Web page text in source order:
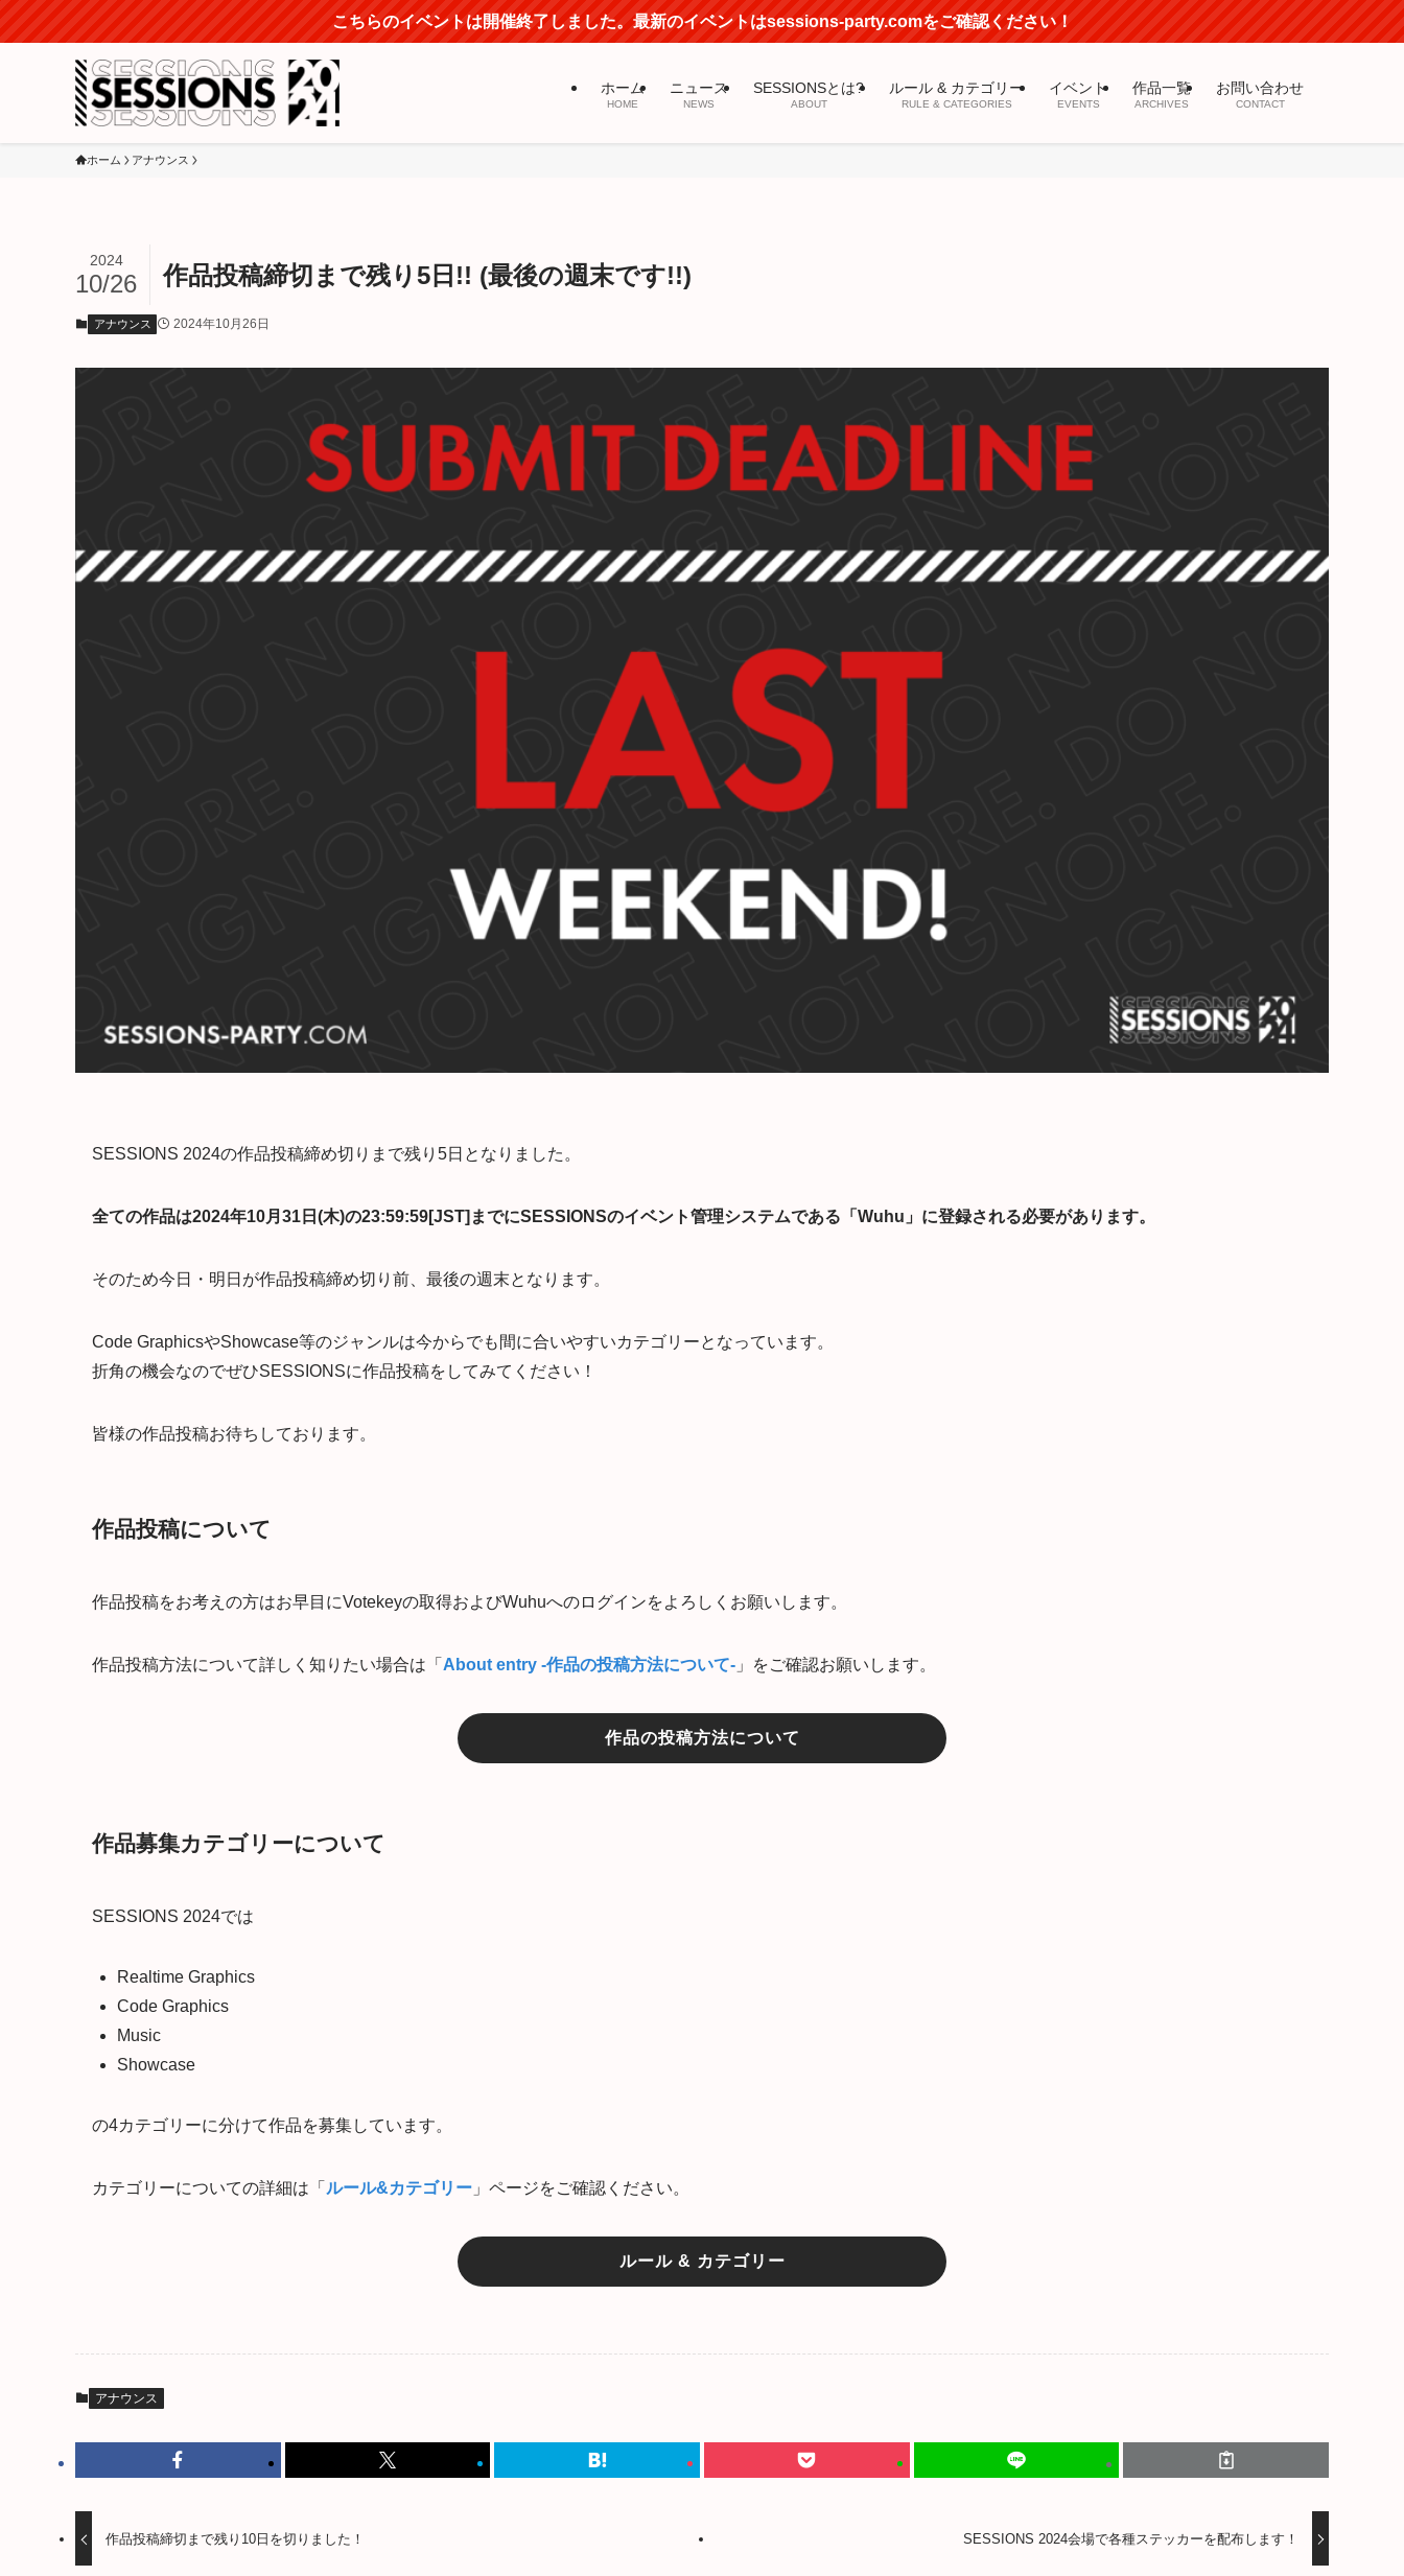
こちらのイベントは開催終了しました。最新のイベントはsessions-party.comをご確認ください！
ホーム
HOME
ニュース
NEWS
SESSIONSとは?
ABOUT
ルール & カテゴリー
RULE & CATEGORIES
イベント
EVENTS
作品一覧
ARCHIVES
お問い合わせ
CONTACT
ホーム アナウンス
作品投稿締切まで残り5日!! (最後の週末です!!)
2024
10/26
アナウンス 2024年10月26日
SESSIONS 2024の作品投稿締め切りまで残り5日となりました。
全ての作品は2024年10月31日(木)の23:59:59[JST]までにSESSIONSのイベント管理システムである「Wuhu」に登録される必要があります。
そのため今日・明日が作品投稿締め切り前、最後の週末となります。
Code GraphicsやShowcase等のジャンルは今からでも間に合いやすいカテゴリーとなっています。
折角の機会なのでぜひSESSIONSに作品投稿をしてみてください！
皆様の作品投稿お待ちしております。
作品投稿について
作品投稿をお考えの方はお早目にVotekeyの取得およびWuhuへのログインをよろしくお願いします。
作品投稿方法について詳しく知りたい場合は「 About entry -作品の投稿方法について- 」をご確認お願いします。
作品の投稿方法について
作品募集カテゴリーについて
SESSIONS 2024では
Realtime Graphics
Code Graphics
Music
Showcase
の4カテゴリーに分けて作品を募集しています。
カテゴリーについての詳細は「 ルール&カテゴリー 」ページをご確認ください。
ルール & カテゴリー
アナウンス
作品投稿締切まで残り10日を切りました！ SESSIONS 2024会場で各種ステッカーを配布します！